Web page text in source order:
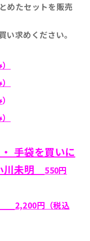
めたセットを販売
い求めください。
）
手袋を買いに
川未明
550円
2,200円（税込